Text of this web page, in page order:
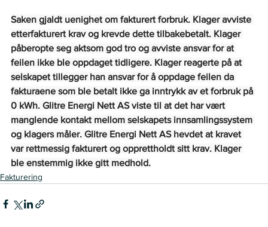
Saken gjaldt uenighet om fakturert forbruk. Klager avviste
etterfakturert krav og krevde dette tilbakebetalt. Klager
påberopte seg aktsom god tro og avviste ansvar for at
feilen ikke ble oppdaget tidligere. Klager reagerte på at
selskapet tillegger han ansvar for å oppdage feilen da
fakturaene som ble betalt ikke ga inntrykk av et forbruk på
0 kWh. Glitre Energi Nett AS viste til at det har vært
manglende kontakt mellom selskapets innsamlingssystem
og klagers måler. Glitre Energi Nett AS hevdet at kravet
var rettmessig fakturert og opprettholdt sitt krav. Klager
ble enstemmig ikke gitt medhold.
Fakturering